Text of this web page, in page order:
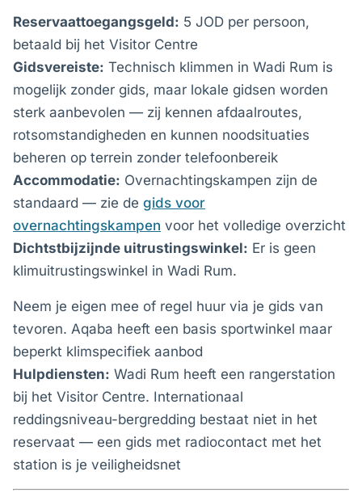
Reservaattoegangsgeld: 5 JOD per persoon,
betaald bij het Visitor Centre
Gidsvereiste: Technisch klimmen in Wadi Rum is
mogelijk zonder gids, maar lokale gidsen worden
sterk aanbevolen — zij kennen afdaalroutes,
rotsomstandigheden en kunnen noodsituaties
beheren op terrein zonder telefoonbereik
Accommodatie: Overnachtingskampen zijn de
standaard — zie de gids voor
overnachtingskampen voor het volledige overzicht
Dichtstbijzijnde uitrustingswinkel: Er is geen
klimuitrustingswinkel in Wadi Rum.
Neem je eigen mee of regel huur via je gids van
tevoren. Aqaba heeft een basis sportwinkel maar
beperkt klimspecifiek aanbod
Hulpdiensten: Wadi Rum heeft een rangerstation
bij het Visitor Centre. Internationaal
reddingsniveau-bergredding bestaat niet in het
reservaat — een gids met radiocontact met het
station is je veiligheidsnet